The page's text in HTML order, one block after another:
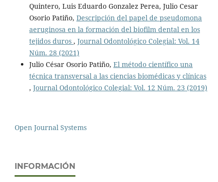
Quintero, Luis Eduardo Gonzalez Perea, Julio Cesar
Osorio Patiño, Descripción del papel de pseudomona
aeruginosa en la formación del biofilm dental en los
tejidos duros , Journal Odontológico Colegial: Vol. 14
Núm. 28 (2021)
Julio César Osorio Patiño, El método cientí­fico una
técnica transversal a las ciencias biomédicas y clí­nicas
, Journal Odontológico Colegial: Vol. 12 Núm. 23 (2019)
Open Journal Systems
INFORMACIÓN